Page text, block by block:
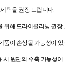
탁을 권장 드립니다.
위해 드라이클리닝 권장
품이 손상될 가능성이 있
시 원단의 수축 가능성이